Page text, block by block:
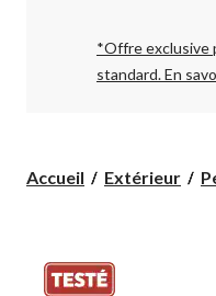
pour
*Offre exclusive
standard.En
Accueil Extérieur